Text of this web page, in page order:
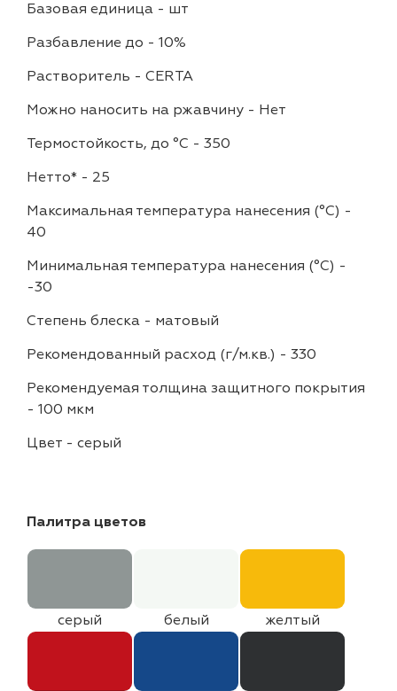
Базовая единица - шт
Разбавление до - 10%
Растворитель - CERTA
Можно наносить на ржавчину - Нет
Термостойкость, до °C - 350
Нетто* - 25
Максимальная температура нанесения (°С) -
40
Минимальная температура нанесения (°С) -
-30
Степень блеска - матовый
Рекомендованный расход (г/м.кв.) - 330
Рекомендуемая толщина защитного покрытия
- 100 мкм
Цвет - серый
Палитра цветов
серый белый желтый